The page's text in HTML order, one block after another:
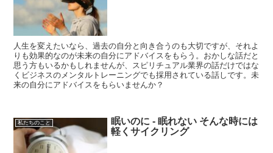
人生を変えたいなら、過去の自分と向き合うのも大切ですが、それよ
りも効果的なのが未来の自分にアドバイスをもらう。おかしな話だと
思う方もいるかもしれませんが、スピリチュアル業界の話だけではな
くビジネスのメンタルトレーニングでも採用されている話しです。未
来の自分にアドバイスをもらいませんか？
私たちのこと
眠いのに ‐ 眠れない そんな時には
軽くサイクリング